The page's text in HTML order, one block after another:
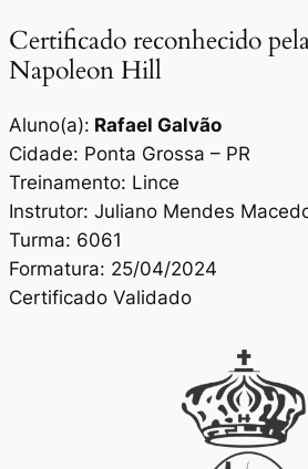
Certificado reconhecido
Napoleon Hill
Aluno(a): Rafael Galvão
Cidade: Ponta Grossa – PR
Treinamento: Lince
Instrutor: Juliano Mendes
Turma: 6061
Formatura: 25/04/2024
Certificado Validado